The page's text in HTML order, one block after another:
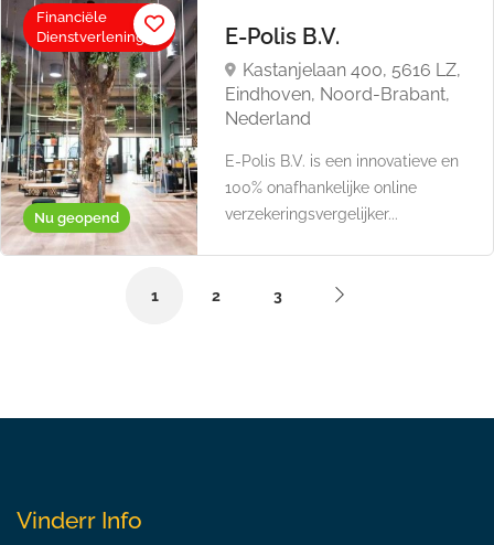
Nu geopend
Financiële
Dienstverlening
E-Polis B.V.
Kastanjelaan 400, 5616 LZ,
Eindhoven, Noord-Brabant,
Nederland
E-Polis B.V. is een innovatieve en
100% onafhankelijke online
verzekeringsvergelijker...
1 2 3
Vinderr Info